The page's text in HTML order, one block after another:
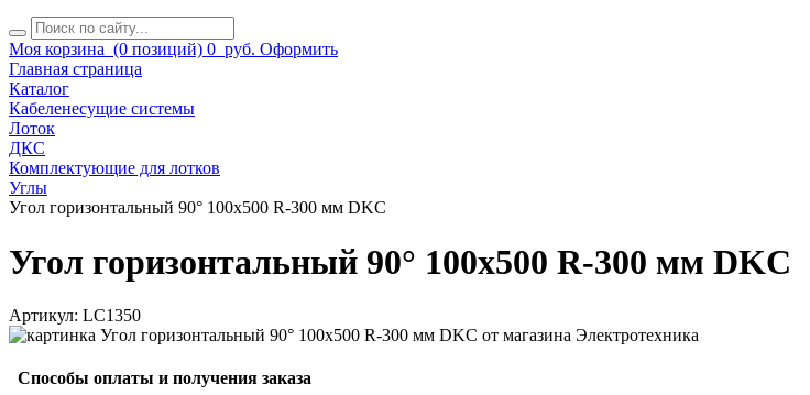
Моя корзина (0 позиций) 0 руб. Оформить
Главная страница
Каталог
Кабеленесущие системы
Лоток
ДКС
Комплектующие для лотков
Углы
Угол горизонтальный 90° 100x500 R-300 мм DKC
Угол горизонтальный 90° 100x500 R-300 мм DKC
Артикул: LC1350
Способы оплаты и получения заказа